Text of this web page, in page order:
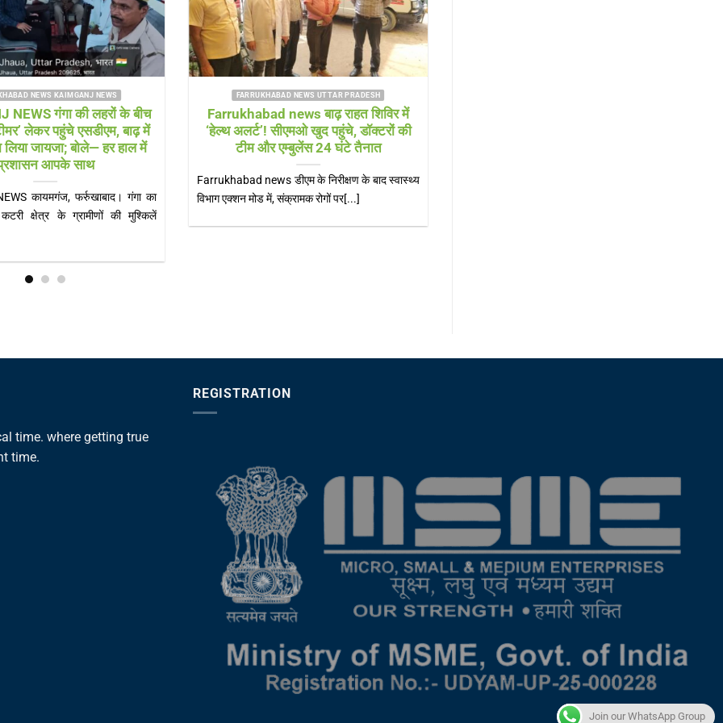
FARRUKHABAD NEWS KAIMGANJ NEWS
NEWS नन्हें लीडर्स ने संभाली
की कमान, गूंजी जिम्मेदारी निभाने की
शपथ
NEWS शकुन्तला देवी शिक्षण संस्थान में
ग्रहण समारोह, सीओ और कोतवाल ने[...]
FARRUKHABAD NEWS KAIMGANJ NEWS
KAIMGANJ NEWS गंगा दरवाजा रोड पर
सनसनी: नाले में मिला 30 वर्षीय युवक का शव,
इलाके में मची अफरा-तफरी; शिनाख्त में जुटी
KAIMGANJ NEWS कायमगंज (फर्रुखाबाद)। कस्बा
time. where getting true
time.
REGISTRATION
Join our WhatsApp Group